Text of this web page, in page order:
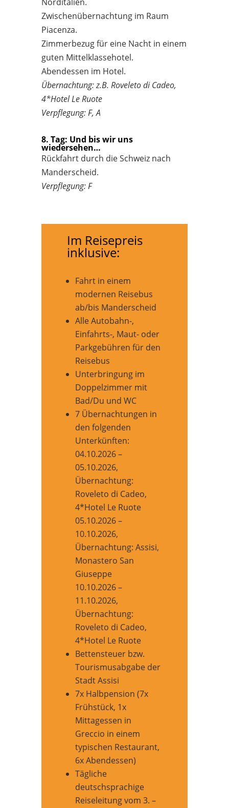
Zwischenübernachtung im Raum
Piacenza.
Zimmerbezug für eine Nacht in einem
guten Mittelklassehotel.
Abendessen im Hotel.
Übernachtung: z.B. Roveleto di Cadeo,
4*Hotel Le Ruote
Verpflegung: F, A
8. Tag: Und bis wir uns
wiedersehen…
Rückfahrt durch die Schweiz nach
Manderscheid.
Verpflegung: F
Im Reisepreis
inklusive:
Fahrt in einem
modernen Reisebus
ab/bis Manderscheid
Alle Autobahn-,
Einfahrts-, Maut- oder
Parkgebühren für den
Reisebus
Unterbringung im
Doppelzimmer mit
Bad/Du und WC
7 Übernachtungen in
den folgenden
Unterkünften:
04.10.2026 –
05.10.2026,
Übernachtung:
Roveleto di Cadeo,
4*Hotel Le Ruote
05.10.2026 –
10.10.2026,
Übernachtung: Assisi,
Monastero San
Giuseppe
10.10.2026 –
11.10.2026,
Übernachtung:
Roveleto di Cadeo,
4*Hotel Le Ruote
Bettensteuer bzw.
Tourismusabgabe der
Stadt Assisi
7x Halbpension (7x
Frühstück, 1x
Mittagessen in
Greccio in einem
typischen Restaurant,
6x Abendessen)
Tägliche
deutschsprachige
Reiseleitung vom 3. –